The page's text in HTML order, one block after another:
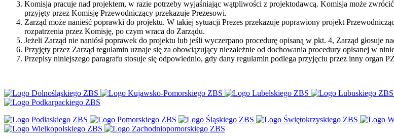
Komisja pracuje nad projektem, w razie potrzeby wyjaśniając wątpliwości z projektodawcą. Komisja może
przyjęty przez Komisję Przewodniczący przekazuje Prezesowi.
Zarząd może nanieść poprawki do projektu. W takiej sytuacji Prezes przekazuje poprawiony projekt
rozpatrzenia przez Komisję, po czym wraca do Zarządu.
Jeżeli Zarząd nie naniósł poprawek do projektu lub jeśli wyczerpano procedurę opisaną w pkt. 4, Zarząd głosuje
Przyjęty przez Zarząd regulamin uznaje się za obowiązujący niezależnie od dochowania procedury opisanej w
Przepisy niniejszego paragrafu stosuje się odpowiednio, gdy dany regulamin podlega przyjęciu przez inny organ